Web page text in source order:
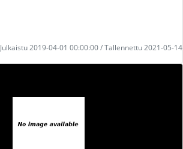
Julkaistu 2019-04-01 00:00:00 / Tallennettu 2021-05-14